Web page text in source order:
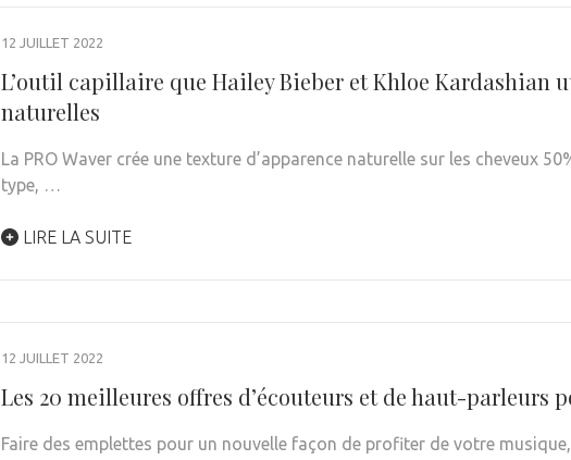
12 JUILLET 2022
L’outil capillaire que Hailey Bieber et Khloe Kardashian
naturelles
La PRO Waver crée une texture d’apparence naturelle sur les cheveux
type, …
LIRE LA SUITE
12 JUILLET 2022
Les 20 meilleures offres d’écouteurs et de haut-parleurs
Faire des emplettes pour un nouvelle façon de profiter de votre